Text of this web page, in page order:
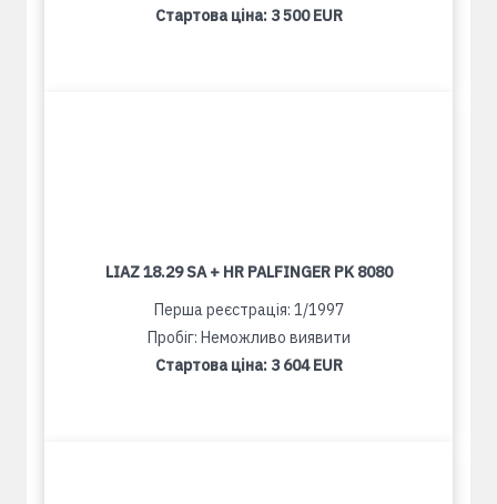
Стартова ціна: 3 500 EUR
LIAZ 18.29 SA + HR PALFINGER PK 8080
Перша реєстрація: 1/1997
Пробіг: Неможливо виявити
Стартова ціна: 3 604 EUR